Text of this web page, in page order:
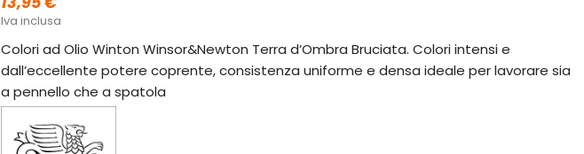
Iva inclusa
Colori ad Olio Winton Winsor&Newton Terra d’Ombra Bruciata. Colori intensi e
dall’eccellente potere coprente, consistenza uniforme e densa ideale per lavorare sia
a pennello che a spatola